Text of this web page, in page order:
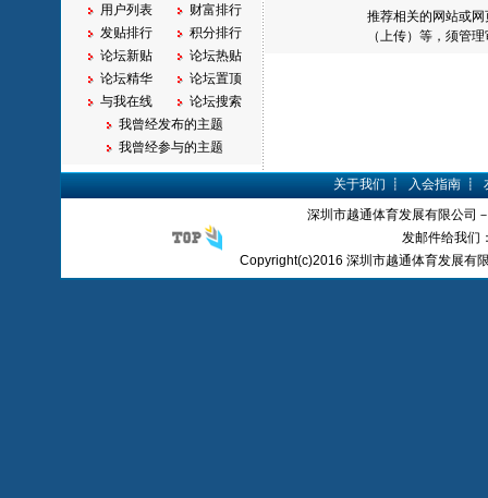
用户列表
财富排行
发贴排行
积分排行
论坛新贴
论坛热贴
论坛精华
论坛置顶
与我在线
论坛搜索
我曾经发布的主题
我曾经参与的主题
推荐相关的网站或
（上传）等，须管
关于我们 ┋ 入会指南┋
深圳市越通体育发展有限公司
发邮件给我们
Copyright(c)2016 深圳市越通体育发展有